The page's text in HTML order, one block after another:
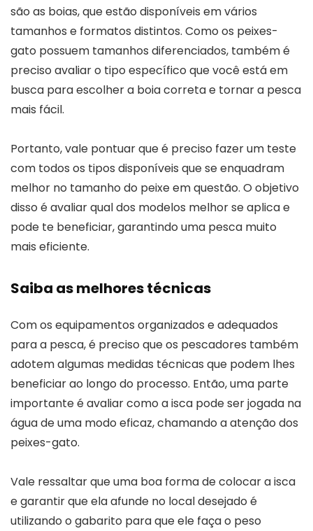
são as boias, que estão disponíveis em vários
tamanhos e formatos distintos. Como os peixes-
gato possuem tamanhos diferenciados, também é
preciso avaliar o tipo específico que você está em
busca para escolher a boia correta e tornar a pesca
mais fácil.
Portanto, vale pontuar que é preciso fazer um teste
com todos os tipos disponíveis que se enquadram
melhor no tamanho do peixe em questão. O objetivo
disso é avaliar qual dos modelos melhor se aplica e
pode te beneficiar, garantindo uma pesca muito
mais eficiente.
Saiba as melhores técnicas
Com os equipamentos organizados e adequados
para a pesca, é preciso que os pescadores também
adotem algumas medidas técnicas que podem lhes
beneficiar ao longo do processo. Então, uma parte
importante é avaliar como a isca pode ser jogada na
água de uma modo eficaz, chamando a atenção dos
peixes-gato.
Vale ressaltar que uma boa forma de colocar a isca
e garantir que ela afunde no local desejado é
utilizando o gabarito para que ele faça o peso